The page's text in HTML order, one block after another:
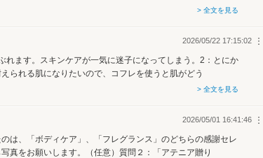
> 全文を見る
︙
2026/05/22 17:15:02
れます。スキンケアが一気に迷子になってしまう。2：とにか
られる肌になりたいので、コフレを使うと肌がどう
> 全文を見る
︙
2026/05/01 16:41:46
は、「ボディケア」、「フレグランス」のどちらの感謝セレ
真をお願いします。（任意）質問２：「アテニア贈り